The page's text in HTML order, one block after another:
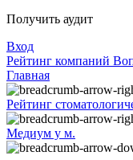
Получить аудит
Вход
Рейтинг компаний
Главная
Рейтинг
Медиум у м.